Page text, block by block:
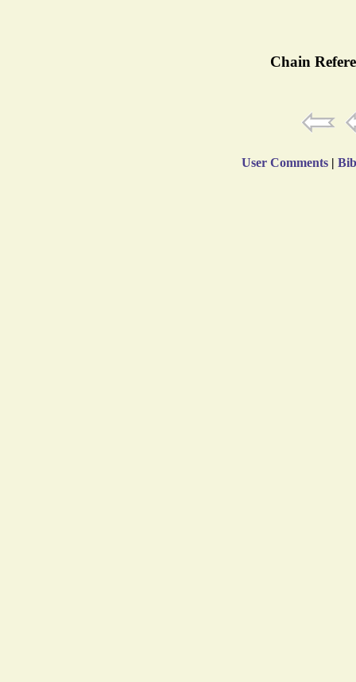
Chain
User Comments |